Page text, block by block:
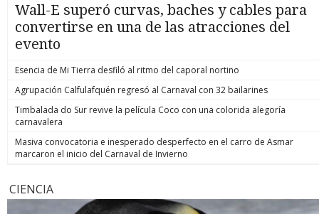
Wall-E superó curvas, baches y cables para
convertirse en una de las atracciones del
evento
Esencia de Mi Tierra desfiló al ritmo del caporal nortino
Agrupación Calfulafquén regresó al Carnaval con 32 bailarines
Timbalada do Sur revive la película Coco con una colorida alegoría
carnavalera
Masiva convocatoria e inesperado desperfecto en el carro de Asmar
marcaron el inicio del Carnaval de Invierno
CIENCIA